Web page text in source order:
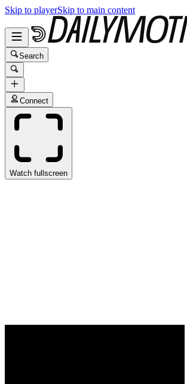
Skip to playerSkip to main content
Search
Connect
Watch fullscreen